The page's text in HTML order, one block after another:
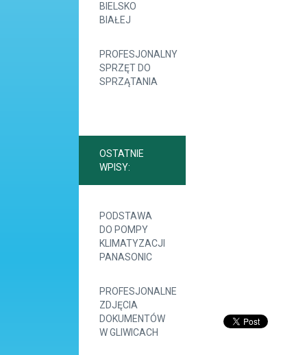
BIELSKO
BIAŁEJ
PROFESJONALNY
SPRZĘT DO
SPRZĄTANIA
OSTATNIE
WPISY:
PODSTAWA
DO POMPY
KLIMATYZACJI
PANASONIC
PROFESJONALNE
ZDJĘCIA
DOKUMENTÓW
W GLIWICACH